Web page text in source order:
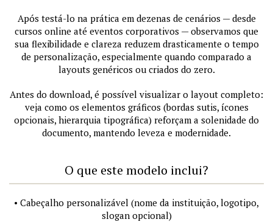
Após testá-lo na prática em dezenas de cenários — desde
cursos online até eventos corporativos — observamos que
sua flexibilidade e clareza reduzem drasticamente o tempo
de personalização, especialmente quando comparado a
layouts genéricos ou criados do zero.
Antes do download, é possível visualizar o layout completo:
veja como os elementos gráficos (bordas sutis, ícones
opcionais, hierarquia tipográfica) reforçam a solenidade do
documento, mantendo leveza e modernidade.
O que este modelo inclui?
• Cabeçalho personalizável (nome da instituição, logotipo,
slogan opcional)